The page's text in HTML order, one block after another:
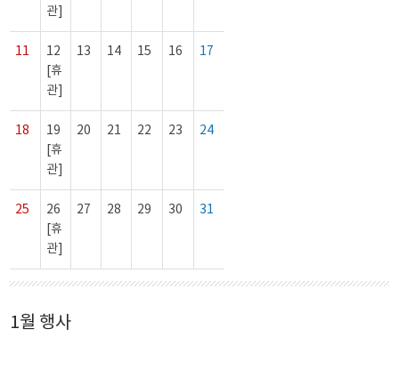
관]
11
12
[휴
관]
13 14 15 16 17
18
19
[휴
관]
20 21 22 23 24
25
26
[휴
관]
27 28 29 30 31
1월 행사